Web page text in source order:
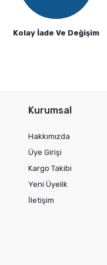
Kolay İade Ve Değişim
Kurumsal
Hakkımızda
Üye Girişi
Kargo Takibi
Yeni Üyelik
İletişim